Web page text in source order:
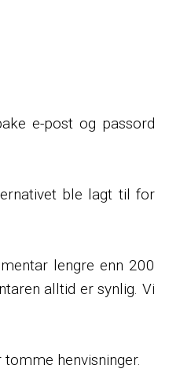
e-post og passord
ble lagt til for
lengre enn 200
alltid er synlig. Vi
henvisninger.